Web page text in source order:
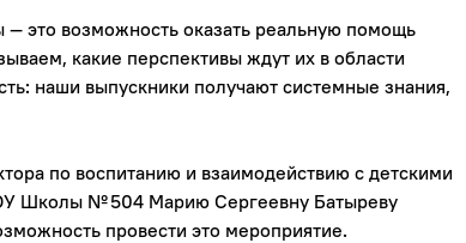
это возможность оказать реальную помощь
какие перспективы ждут их в области
наши выпускники получают системные знания,
по воспитанию и взаимодействию с детскими
Школы № 504 Марию Сергеевну Батыреву
провести это мероприятие.